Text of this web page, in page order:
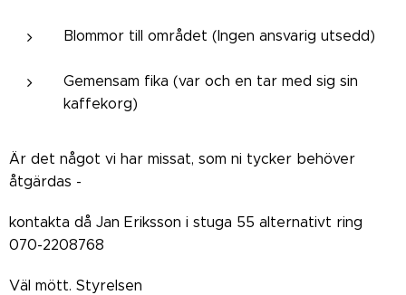
Blommor till området (Ingen ansvarig utsedd)
Gemensam fika (var och en tar med sig sin
kaffekorg)
Är det något vi har missat, som ni tycker behöver
åtgärdas -
kontakta då Jan Eriksson i stuga 55 alternativt ring
070-2208768
Väl mött. Styrelsen